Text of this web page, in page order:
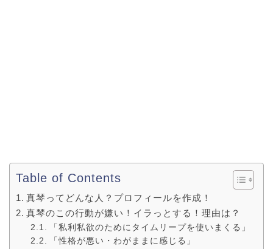
Table of Contents
真琴ってどんな人？プロフィールを作成！
真琴のこの行動が嫌い！イラっとする！理由は？
「私利私欲のためにタイムリープを使いまくる」
「性格が悪い・わがままに感じる」